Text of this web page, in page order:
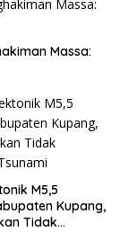
Massa:
M5,5
Kupang,
Tidak